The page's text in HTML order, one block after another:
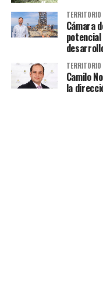
Cámara
Camilo
la